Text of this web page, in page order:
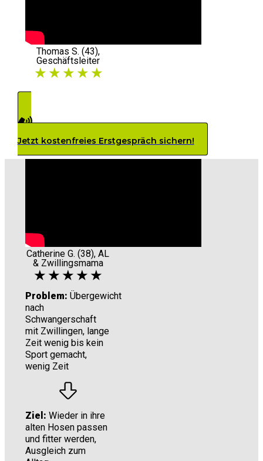
Thomas S. (43),
Geschäftsleiter
★ ★ ★ ★ ★
Jetzt kostenfreies Erstgespräch sichern!
Catherine G. (38), AL
& Zwillingsmama
★ ★ ★ ★ ★
Problem: Übergewicht
nach
Schwangerschaft
mit Zwillingen, lange
Zeit wenig bis kein
Sport gemacht,
wenig Zeit
Ziel: Wieder in ihre
alten Hosen passen
und fitter werden,
Ausgleich zum